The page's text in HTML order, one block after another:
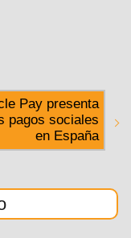
Pay presenta
pagos sociales
en España